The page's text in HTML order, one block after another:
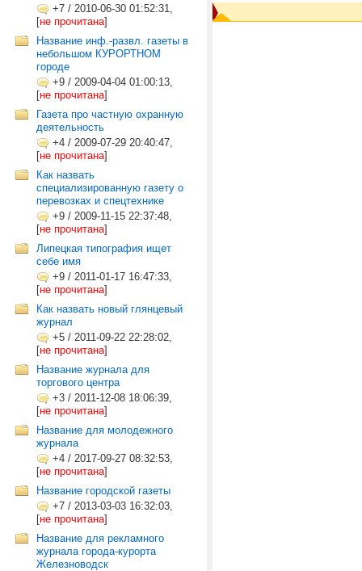
+7 / 2010-06-30 01:52:31,
[не прочитана]
Название инф.-развл. газеты в
небольшом КУРОРТНОМ
городе
+9 / 2009-04-04 01:00:13,
[не прочитана]
Газета про частную охранную
деятельность
+4 / 2009-07-29 20:40:47,
[не прочитана]
Как назвать
специализированную газету о
перевозках и спецтехнике
+9 / 2009-11-15 22:37:48,
[не прочитана]
Липецкая типография ищет
себе имя
+9 / 2011-01-17 16:47:33,
[не прочитана]
Как назвать новый глянцевый
журнал
+5 / 2011-09-22 22:28:02,
[не прочитана]
Название журнала для
торгового центра
+3 / 2011-12-08 18:06:39,
[не прочитана]
Название для молодежного
журнала
+4 / 2017-09-27 08:32:53,
[не прочитана]
Название городской газеты
+7 / 2013-03-03 16:32:03,
[не прочитана]
Название для рекламного
журнала города-курорта
Железноводск